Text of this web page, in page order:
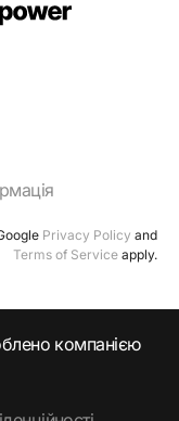
Privacy Policy and
Terms of Service apply.
компанією